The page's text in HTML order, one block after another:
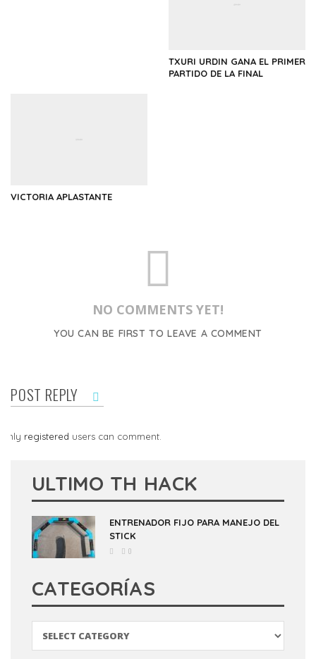
TXURI URDIN GANA EL PRIMER
PARTIDO DE LA FINAL
VICTORIA APLASTANTE
NO COMMENTS YET!
YOU CAN BE FIRST TO LEAVE A COMMENT
POST REPLY
Only registered users can comment.
ULTIMO TH HACK
ENTRENADOR FIJO PARA MANEJO DEL
STICK
0
CATEGORÍAS